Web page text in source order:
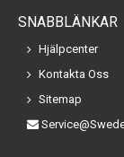
SNABBLÄNKAR
Hjälpcenter
Kontakta Oss
Sitemap